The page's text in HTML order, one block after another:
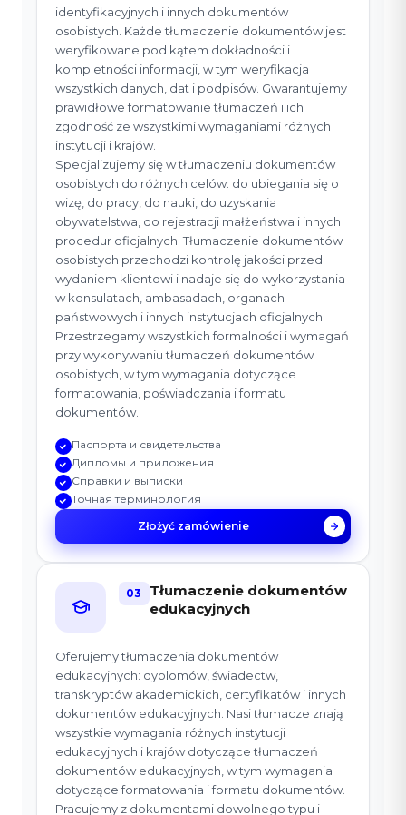
identyfikacyjnych i innych dokumentów
osobistych. Każde tłumaczenie dokumentów jest
weryfikowane pod kątem dokładności i
kompletności informacji, w tym weryfikacja
wszystkich danych, dat i podpisów. Gwarantujemy
prawidłowe formatowanie tłumaczeń i ich
zgodność ze wszystkimi wymaganiami różnych
instytucji i krajów.
Specjalizujemy się w tłumaczeniu dokumentów
osobistych do różnych celów: do ubiegania się o
wizę, do pracy, do nauki, do uzyskania
obywatelstwa, do rejestracji małżeństwa i innych
procedur oficjalnych. Tłumaczenie dokumentów
osobistych przechodzi kontrolę jakości przed
wydaniem klientowi i nadaje się do wykorzystania
w konsulatach, ambasadach, organach
państwowych i innych instytucjach oficjalnych.
Przestrzegamy wszystkich formalności i wymagań
przy wykonywaniu tłumaczeń dokumentów
osobistych, w tym wymagania dotyczące
formatowania, poświadczania i formatu
dokumentów.
Паспорта и свидетельства
Дипломы и приложения
Справки и выписки
Точная терминология
Złożyć zamówienie
03
Tłumaczenie dokumentów
edukacyjnych
Oferujemy tłumaczenia dokumentów
edukacyjnych: dyplomów, świadectw,
transkryptów akademickich, certyfikatów i innych
dokumentów edukacyjnych. Nasi tłumacze znają
wszystkie wymagania różnych instytucji
edukacyjnych i krajów dotyczące tłumaczeń
dokumentów edukacyjnych, w tym wymagania
dotyczące formatowania i formatu dokumentów.
Pracujemy z dokumentami dowolnego typu i